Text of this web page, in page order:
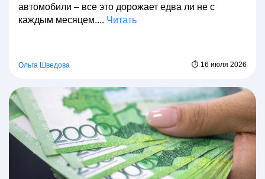
автомобили – все это дорожает едва ли не с
каждым месяцем.... Читать
Ольга Шведова ⏱ 16 июля 2026